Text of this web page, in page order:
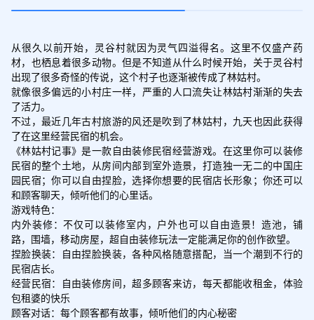
从很久以前开始，灵谷村就因为灵气四溢得名。这里不仅盛产药
材，也栖息着很多动物。但是不知道从什么时候开始，关于灵谷村
出现了很多奇怪的传说，这个村子也逐渐被传成了林姑村。
就像很多偏远的小村庄一样，严重的人口流失让林姑村渐渐的失去
了活力。
不过，最近几年古村旅游的风还是吹到了林姑村，九天也因此获得
了在这里经营民宿的机会。
《林姑村记事》是一款自由装修民宿经营游戏。在这里你可以装修
民宿的整个土地，从房间内部到室外造景，打造独一无二的中国庄
园民宿；你可以自由捏脸，选择你想要的民宿店长形象；你还可以
和顾客聊天，倾听他们的心里话。
游戏特色：
内外装修：不仅可以装修室内，户外也可以自由造景！造池，铺
路，围墙，移动房屋，超自由装修玩法一定能满足你的创作欲望。
捏脸换装：自由捏脸换装，各种风格随意搭配，当一个潮到不行的
民宿店长。
经营民宿：自由装修房间，超多顾客来访，每天都能收租金，体验
包租婆的快乐
顾客对话：每个顾客都有故事，倾听他们的内心秘密